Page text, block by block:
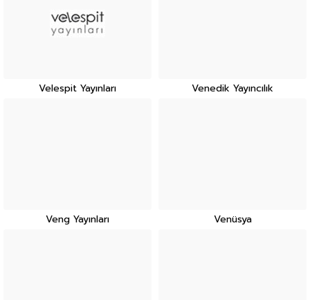
Velespit Yayınları Venedik Yayıncılık
Veng Yayınları Venüsya